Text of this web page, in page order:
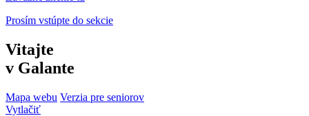
Prosím vstúpte do sekcie
Vitajte
v Galante
Mapa webu Verzia pre seniorov
Vytlačiť